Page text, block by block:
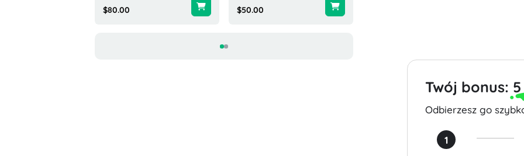
$80.00
$50.00
Twój bonus:
Odbierzesz go
1